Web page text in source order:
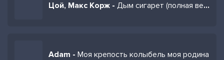
Цой, Макс Корж - Дым сигарет (полная версия)
Adam - Моя крепость колыбель моя родина